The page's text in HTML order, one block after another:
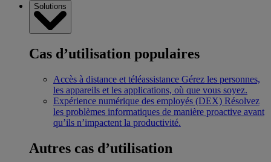
Solutions
Cas d’utilisation populaires
Accès à distance et téléassistance Gérez les personnes,
les appareils et les applications, où que vous soyez.
Expérience numérique des employés (DEX) Résolvez
les problèmes informatiques de manière proactive avant
qu’ils n’impactent la productivité.
Autres cas d’utilisation